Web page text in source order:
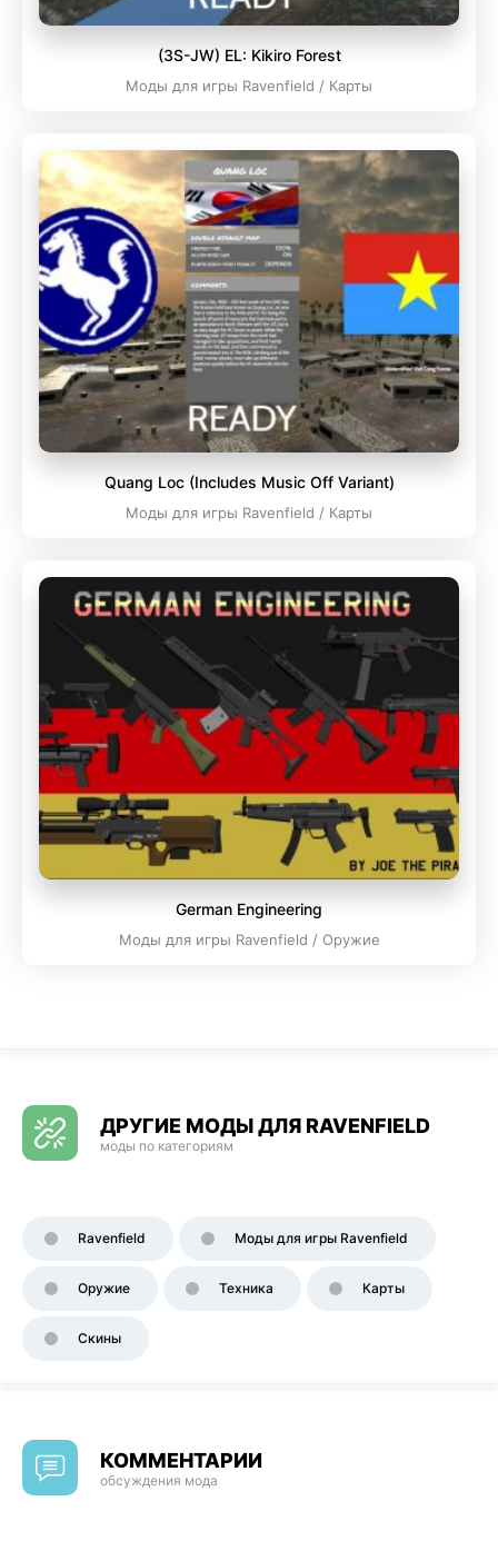
(3S-JW) EL: Kikiro Forest
Моды для игры Ravenfield / Карты
Quang Loc (Includes Music Off Variant)
Моды для игры Ravenfield / Карты
German Engineering
Моды для игры Ravenfield / Оружие
ДРУГИЕ МОДЫ ДЛЯ RAVENFIELD
моды по категориям
Ravenfield Моды для игры Ravenfield
Оружие Техника Карты
Скины
КОММЕНТАРИИ
обсуждения мода